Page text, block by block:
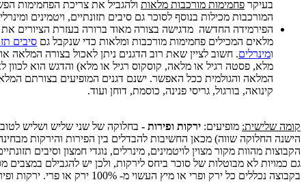
בעיקר פחמימות מורכבות מלאות ולהגביל את צריכת הפחמימות
המורכבות מכילות בנוסף לסוכר גם סיבים תזונתיים, ויטמינים
הפירמידה החדשה מדגישה בצורה מאוד ברורה בעזרת הציורים
מלאים המכילים פחמימות מורכבות ומלאות כדי שנקבל גם סיבים
ומינרלים. חשוב לציין שאת רוב הדגנים ניתן לאכול בצורה המלאה
מלא, פסטה רגיל או מלאה, קוסקוס רגיל או מלא) והדגש הוא לכוון
המלאה והגולמית ככל האפשר. ישנם דגנים המופיעים בצורתם
קינואה, בורגול, גריסי פנינה, כוסמת, דוחן ועוד.
קומה שלישית: מופיעים: ירקות ופירות - בחלוקה של שני שליש ושליש
הישנה החלוקה שווה) מכאן החשיבות להבדלים בין הפירות והירקות
הקבוצות מהוות מקור מצוין לויטמינים, מינרלים, נוגדי חמצון וסיבים
גם כמויות לא מבוטלות של סוכר ביחס לירקות, ולכן יש להגבילם במצבים
בקבוצה נכללים כל ירק ופרי או מיץ העשוי מ-